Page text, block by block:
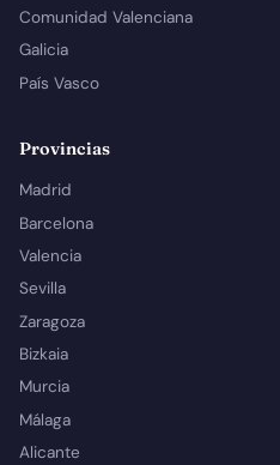
Comunidad Valenciana
Galicia
País Vasco
Provincias
Madrid
Barcelona
Valencia
Sevilla
Zaragoza
Bizkaia
Murcia
Málaga
Alicante